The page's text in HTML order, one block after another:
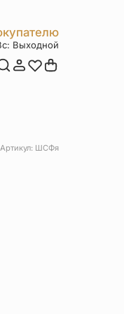
Выходной
Артикул: ШСФя